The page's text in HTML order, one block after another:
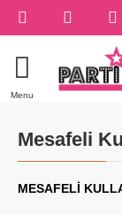
Mesafeli
MESAFELİ